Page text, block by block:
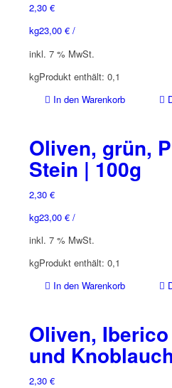
2,30 €
23,00 €/
kg
inkl. 7 % MwSt.
Produkt enthält: 0,1
kg
In den Warenkorb
Oliven, grün,
Stein | 100g
2,30 €
23,00 €/
kg
inkl. 7 % MwSt.
Produkt enthält: 0,1
kg
In den Warenkorb
Oliven,
und
2,30 €